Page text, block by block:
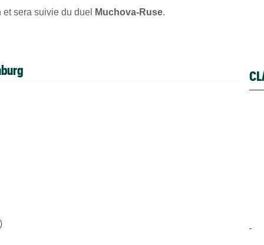
sera suivie du duel Muchova-Ruse.
-